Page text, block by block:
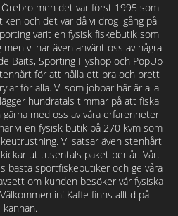
men det var först 1995 som
och det var då vi drog igång på
varit en fysisk fiskebutik som
vi har även använt oss av några
Baits, Sporting Flyshop och PopUp
för att hålla ett bra och brett
för alla. Vi som jobbar här är alla
hundratals timmar på att fiska
med oss av våra erfarenheter
vi en fysisk butik på 270 kvm som
Vi satsar även stenhårt
ut tusentals paket per år. Vårt
bästa sportfiskebutiker och ge våra
om kunden besöker vår fysiska
in! Kaffe finns alltid på
kannan.